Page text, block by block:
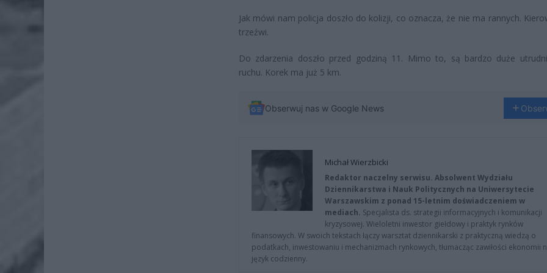
Jak mówi nam policja doszło do kolizji, co oznacza, że nie ma rannych.
trzeźwi.
Do zdarzenia doszło przed godziną 11. Mimo to, są bardzo duże
ruchu. Korek ma już 5 km.
Obserwuj nas w Google News
Michał Wierzbicki
Redaktor naczelny serwisu. Absolwent Wydziału
Dziennikarstwa i Nauk Politycznych na Uniwersytecie
Warszawskim z ponad 15-letnim doświadczeniem w
mediach. Specjalista ds. strategii informacyjnych i komunikacji
kryzysowej. Wieloletni inwestor giełdowy i praktyk rynków
finansowych. W swoich tekstach łączy warsztat dziennikarski z praktyczną wiedzą o
podatkach, inwestowaniu i mechanizmach rynkowych, tłumacząc zawiłości ekonomii
język codzienny.